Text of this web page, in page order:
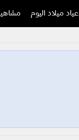
اعياد ميلاد اليوم